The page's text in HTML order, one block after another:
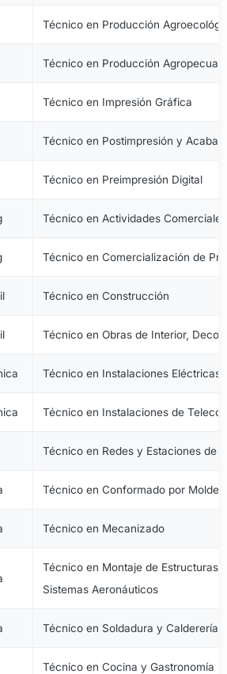
Técnico en Producción
Técnico en Producción
Técnico en Impresión Gráfica
Técnico en Postimpresión y
Técnico en Preimpresión Digital
Técnico en Actividades Comerciales
Técnico en Comercialización de
Técnico en Construcción
Técnico en Obras de Interior,
Técnico en Instalaciones Eléctricas
Técnico en Instalaciones de
Técnico en Redes y Estaciones de
Técnico en Conformado por
Técnico en Mecanizado
Técnico en Montaje de Estructuras
Sistemas Aeronáuticos
Técnico en Soldadura y Calderería
Técnico en Cocina y Gastronomía